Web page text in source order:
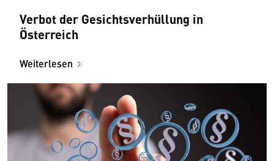
Verbot der Gesichtsverhüllung in
Österreich
Weiterlesen